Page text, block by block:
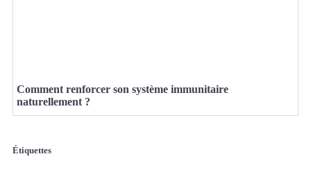
Comment renforcer son système immunitaire
naturellement ?
Étiquettes